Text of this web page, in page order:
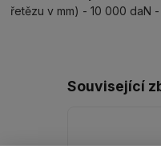
řetězu v mm) - 10 000 daN -
Související